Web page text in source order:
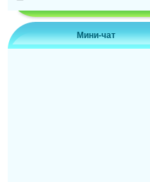
Мини-чат